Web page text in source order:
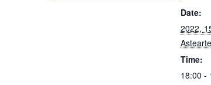
Date:
2022,
Time:
18:00 -